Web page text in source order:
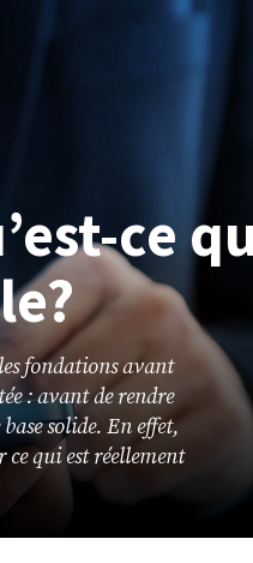
ce
fondations avant
: avant de rendre
solide. En effet,
qui est réellement